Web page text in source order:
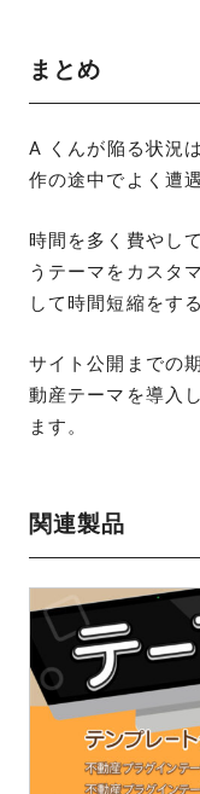
まとめ
A くんが陥る状況
作の途中でよく遭
時間を多く費やし
うテーマをカスタ
して時間短縮をす
サイト公開までの
動産テーマを導入
ます。
関連製品